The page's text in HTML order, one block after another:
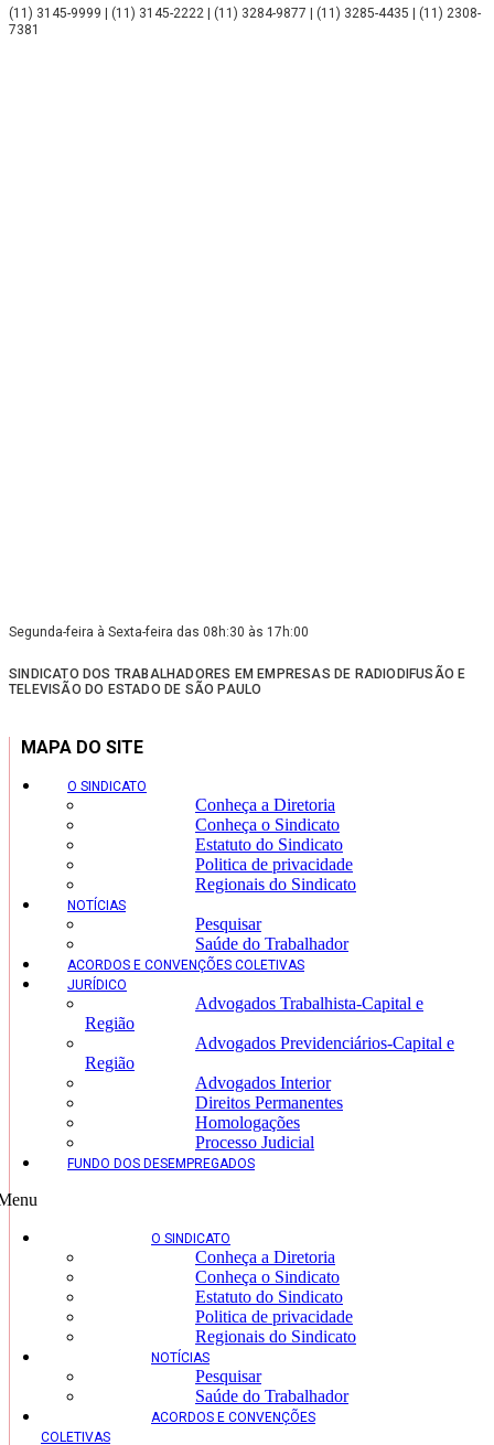
(11) 3145-9999 | (11) 3145-2222 | (11) 3284-9877 | (11) 3285-4435 | (11) 2308-
7381
Segunda-feira à Sexta-feira das 08h:30 às 17h:00
SINDICATO DOS TRABALHADORES EM EMPRESAS DE RADIODIFUSÃO E
TELEVISÃO DO ESTADO DE SÃO PAULO
MAPA DO SITE
O SINDICATO
Conheça a Diretoria
Conheça o Sindicato
Estatuto do Sindicato
Politica de privacidade
Regionais do Sindicato
NOTÍCIAS
Pesquisar
Saúde do Trabalhador
ACORDOS E CONVENÇÕES COLETIVAS
JURÍDICO
Advogados Trabalhista-Capital e
Região
Advogados Previdenciários-Capital e
Região
Advogados Interior
Direitos Permanentes
Homologações
Processo Judicial
FUNDO DOS DESEMPREGADOS
O SINDICATO
Conheça a Diretoria
Conheça o Sindicato
Estatuto do Sindicato
Politica de privacidade
Regionais do Sindicato
NOTÍCIAS
Pesquisar
Saúde do Trabalhador
ACORDOS E CONVENÇÕES
COLETIVAS